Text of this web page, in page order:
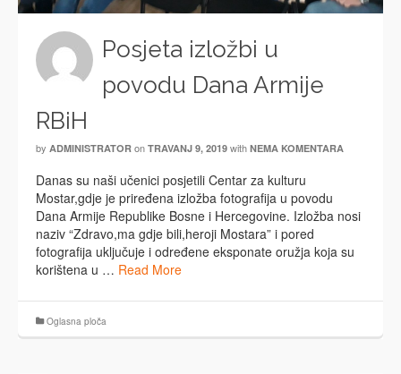
Posjeta izložbi u
povodu Dana Armije
RBiH
by ADMINISTRATOR on TRAVANJ 9, 2019 with NEMA KOMENTARA
Danas su naši učenici posjetili Centar za kulturu
Mostar,gdje je priređena izložba fotografija u povodu
Dana Armije Republike Bosne i Hercegovine. Izložba nosi
naziv “Zdravo,ma gdje bili,heroji Mostara” i pored
fotografija uključuje i određene eksponate oružja koja su
korištena u … Read More
Oglasna ploča